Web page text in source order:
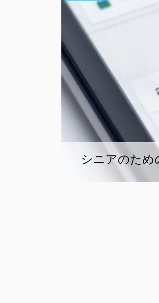
シニアのため